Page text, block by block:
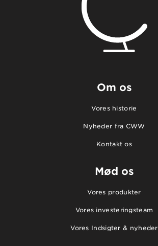
Om os
Vores historie
Nyheder fra CWW
Kontakt os
Mød os
Vores produkter
Vores investeringsteam
Vores Indsigter & nyheder